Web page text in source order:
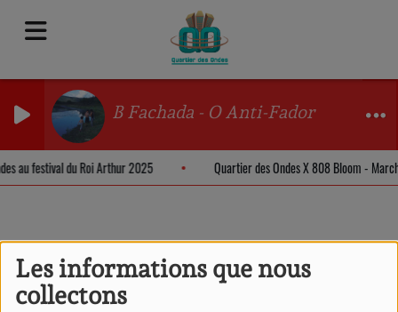
Les informations que nous
collectons
B Fachada - O Anti-Fador
au festival du Roi Arthur 2025 Quartier des Ondes X 808 Bloom -
Actualités RSS